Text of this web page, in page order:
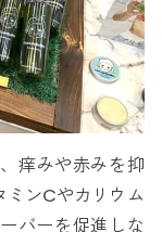
痒みや赤みを抑
ミンCやカリウム
バーを促進しな